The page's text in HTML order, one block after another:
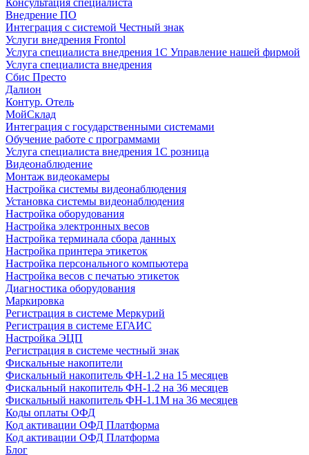
Консультация специалиста
Внедрение ПО
Интеграция с системой Честный знак
Услуги внедрения Frontol
Услуга специалиста внедрения 1С Управление нашей фирмой
Услуга специалиста внедрения
Сбис Престо
Далион
Контур. Отель
МойСклад
Интеграция с государственными системами
Обучение работе с программами
Услуга специалиста внедрения 1С розница
Видеонаблюдение
Монтаж видеокамеры
Настройка системы видеонаблюдения
Установка системы видеонаблюдения
Настройка оборудования
Настройка электронных весов
Настройка терминала сбора данных
Настройка принтера этикеток
Настройка персонального компьютера
Настройка весов с печатью этикеток
Диагностика оборудования
Маркировка
Регистрация в системе Меркурий
Регистрация в системе ЕГАИС
Настройка ЭЦП
Регистрация в системе честный знак
Фискальные накопители
Фискальный накопитель ФН-1.2 на 15 месяцев
Фискальный накопитель ФН-1.2 на 36 месяцев
Фискальный накопитель ФН-1.1М на 36 месяцев
Коды оплаты ОФД
Код активации ОФД Платформа
Код активации ОФД Платформа
Блог